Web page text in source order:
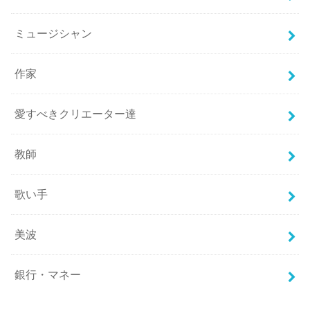
ミュージシャン
作家
愛すべきクリエーター達
教師
歌い手
美波
銀行・マネー